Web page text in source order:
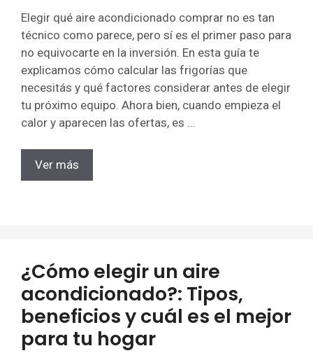
Elegir qué aire acondicionado comprar no es tan
técnico como parece, pero sí es el primer paso para
no equivocarte en la inversión. En esta guía te
explicamos cómo calcular las frigorías que
necesitás y qué factores considerar antes de elegir
tu próximo equipo. Ahora bien, cuando empieza el
calor y aparecen las ofertas, es …
Ver más
¿Cómo elegir un aire
acondicionado?: Tipos,
beneficios y cuál es el mejor
para tu hogar